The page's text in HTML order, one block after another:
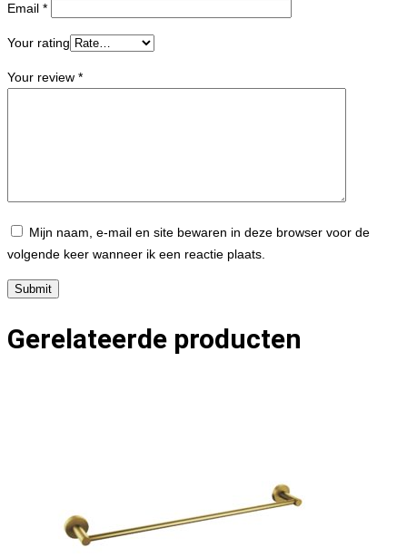
Email *
Your rating
Your review *
Mijn naam, e-mail en site bewaren in deze browser voor de
volgende keer wanneer ik een reactie plaats.
Gerelateerde producten